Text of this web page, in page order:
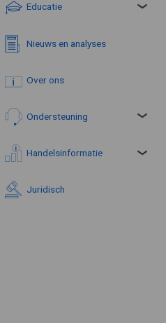
Educatie
Nieuws en analyses
Over ons
Ondersteuning
Handelsinformatie
Juridisch